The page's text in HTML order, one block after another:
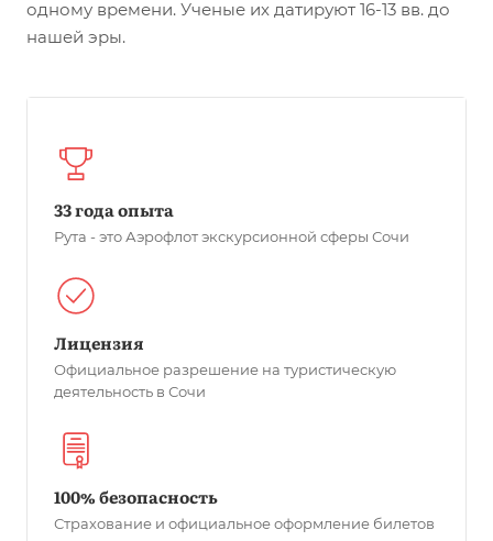
одному времени. Ученые их датируют 16-13 вв. до
нашей эры.
33 года опыта
Рута - это Аэрофлот экскурсионной сферы Сочи
Лицензия
Официальное разрешение на туристическую
деятельность в Сочи
100% безопасность
Страхование и официальное оформление билетов